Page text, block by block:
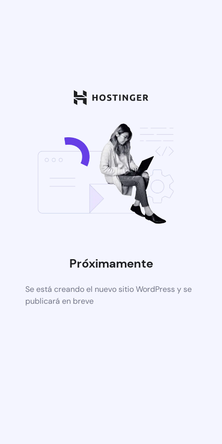
Próximamente
Se está creando el nuevo sitio WordPress y se
publicará en breve